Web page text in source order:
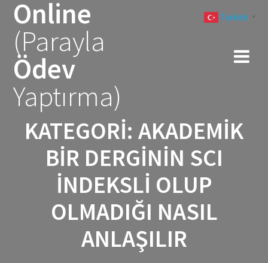
Online
(Parayla
Ödev
Yaptırma)
KATEGORI: AKADEMIK
BIR DERGININ SCI
İNDEKSLI OLUP
OLMADIĞI NASIL
ANLAŞILIR
Turkish ▼